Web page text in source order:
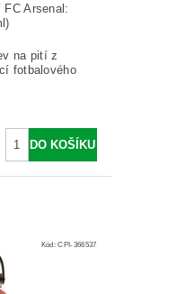
Arsenal:
na pití z
fotbalového
Kód:CPI-366537